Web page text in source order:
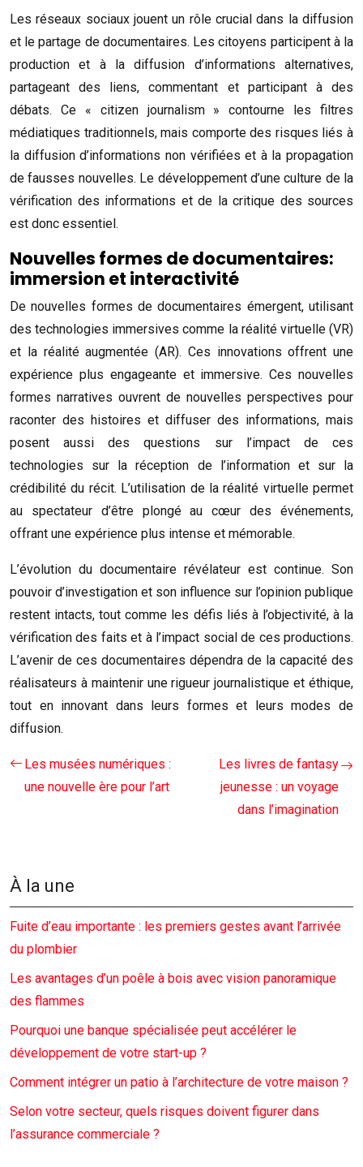
Les réseaux sociaux jouent un rôle crucial dans la diffusion
et le partage de documentaires. Les citoyens participent à la
production et à la diffusion d’informations alternatives,
partageant des liens, commentant et participant à des
débats. Ce « citizen journalism » contourne les filtres
médiatiques traditionnels, mais comporte des risques liés à
la diffusion d’informations non vérifiées et à la propagation
de fausses nouvelles. Le développement d’une culture de la
vérification des informations et de la critique des sources
est donc essentiel.
Nouvelles formes de documentaires:
immersion et interactivité
De nouvelles formes de documentaires émergent, utilisant
des technologies immersives comme la réalité virtuelle (VR)
et la réalité augmentée (AR). Ces innovations offrent une
expérience plus engageante et immersive. Ces nouvelles
formes narratives ouvrent de nouvelles perspectives pour
raconter des histoires et diffuser des informations, mais
posent aussi des questions sur l’impact de ces
technologies sur la réception de l’information et sur la
crédibilité du récit. L’utilisation de la réalité virtuelle permet
au spectateur d’être plongé au cœur des événements,
offrant une expérience plus intense et mémorable.
L’évolution du documentaire révélateur est continue. Son
pouvoir d’investigation et son influence sur l’opinion publique
restent intacts, tout comme les défis liés à l’objectivité, à la
vérification des faits et à l’impact social de ces productions.
L’avenir de ces documentaires dépendra de la capacité des
réalisateurs à maintenir une rigueur journalistique et éthique,
tout en innovant dans leurs formes et leurs modes de
diffusion.
Les musées numériques :
une nouvelle ère pour l’art
Les livres de fantasy
jeunesse : un voyage
dans l’imagination
À la une
Fuite d’eau importante : les premiers gestes avant l’arrivée
du plombier
Les avantages d’un poêle à bois avec vision panoramique
des flammes
Pourquoi une banque spécialisée peut accélérer le
développement de votre start-up ?
Comment intégrer un patio à l’architecture de votre maison ?
Selon votre secteur, quels risques doivent figurer dans
l’assurance commerciale ?